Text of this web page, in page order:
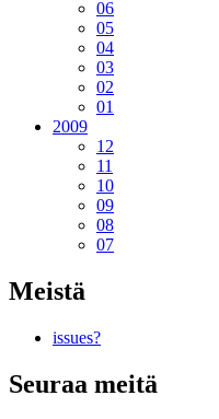
06
05
04
03
02
01
2009
12
11
10
09
08
07
Meistä
issues?
Seuraa meitä